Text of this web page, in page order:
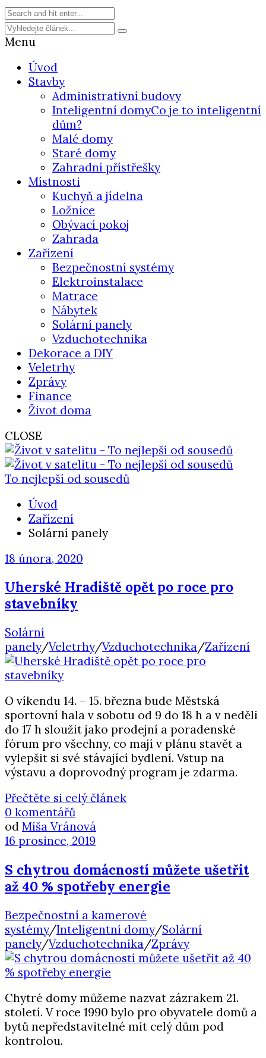
Menu
Úvod
Stavby
Administrativní budovy
Inteligentní domyCo je to inteligentní
dům?
Malé domy
Staré domy
Zahradní přístřešky
Místnosti
Kuchyň a jídelna
Ložnice
Obývací pokoj
Zahrada
Zařízení
Bezpečnostní systémy
Elektroinstalace
Matrace
Nábytek
Solární panely
Vzduchotechnika
Dekorace a DIY
Veletrhy
Zprávy
Finance
Život doma
CLOSE
To nejlepší od sousedů
Úvod
Zařízení
Solární panely
18 února, 2020
Uherské Hradiště opět po roce pro
stavebníky
Solární
panely/Veletrhy/Vzduchotechnika/Zařízení
O víkendu 14. – 15. března bude Městská
sportovní hala v sobotu od 9 do 18 h a v neděli
do 17 h sloužit jako prodejní a poradenské
fórum pro všechny, co mají v plánu stavět a
vylepšit si své stávající bydlení. Vstup na
výstavu a doprovodný program je zdarma.
Přečtěte si celý článek
0 komentářů
od Míša Vránová
16 prosince, 2019
S chytrou domácností můžete ušetřit
až 40 % spotřeby energie
Bezpečnostní a kamerové
systémy/Inteligentní domy/Solární
panely/Vzduchotechnika/Zprávy
Chytré domy můžeme nazvat zázrakem 21.
století. V roce 1990 bylo pro obyvatele domů a
bytů nepředstavitelné mít celý dům pod
kontrolou.